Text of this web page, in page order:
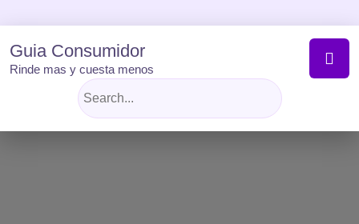
to
content
Guia Consumidor
Rinde mas y cuesta menos